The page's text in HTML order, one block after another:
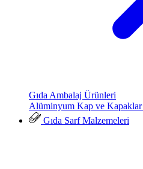
Gıda Ambalaj Ürünleri
Alüminyum Kap ve Kapaklar
Gıda Sarf Malzemeleri